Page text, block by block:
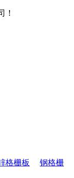
！
格栅板 钢格栅